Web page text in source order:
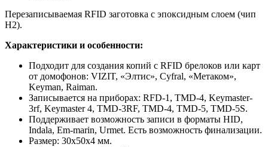
Перезаписываемая RFID заготовка с эпоксидным слоем (чип
H2).
Характеристики и особенности:
Подходит для создания копий с RFID брелоков или карт
от домофонов: VIZIT, «Элтис», Cyfral, «Метаком»,
Keyman, Raiman.
Записывается на приборах: RFD-1, TMD-4, Keymaster-
3rf, Keymaster 4, TMD-3RF, TMD-4, TMD-5, TMD-5S.
Поддерживает возможность записи в форматы HID,
Indala, Em-marin, Urmet. Есть возможность финализации.
Размер: 30х50х4 мм.